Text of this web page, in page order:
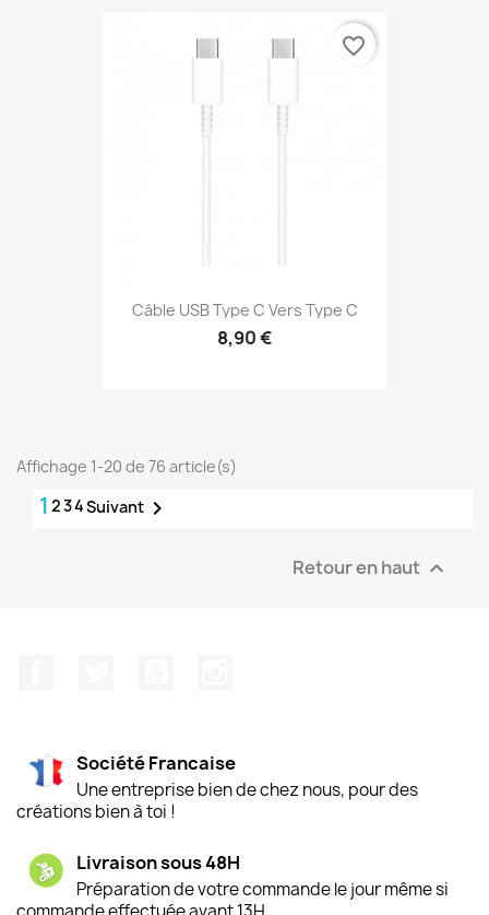
Câble USB Type C Vers Type C
8,90 €
favorite_border
Affichage 1-20 de 76 article(s)
1 234Suivant 
Retour en haut 
Société Francaise
Une entreprise bien de chez nous, pour des
créations bien à toi !
Livraison sous 48H
Préparation de votre commande le jour même si